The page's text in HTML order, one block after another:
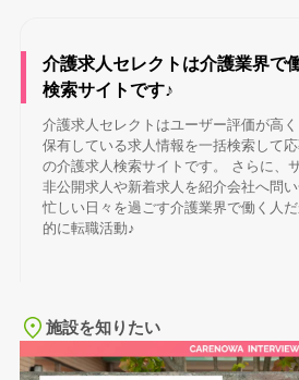
介護求人セレクトは介護業界で
検索サイトです♪
介護求人セレクトはユーザー評価が高
保有している求人情報を一括検索して
の介護求人検索サイトです。 さらに、
非公開求人や新着求人を紹介会社へ問
忙しい日々を過ごす介護業界で働く人
的に転職活動♪
施設を知りたい